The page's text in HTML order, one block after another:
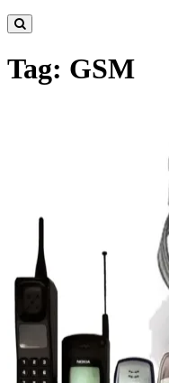
Tag: GSM